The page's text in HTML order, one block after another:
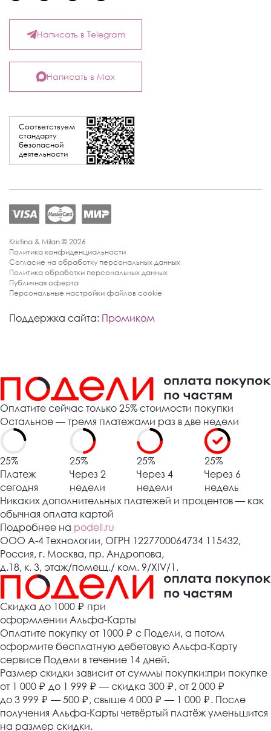
Соответствуем
стандарту
безопасной
деятельности
Написать в Telegram
Написать в Max
Kristina & Milan © 2026
Политика конфиденциальности
Согласие на обработку персональных данных
Политика обработки персональных данных
Публичная оферта
Персональные настройки файлов cookie
Поддержка сайта: Промиком
Оплатите сейчас только 25% стоимости покупки
Остальное — тремя платежами раз в две недели
25%
Платеж
сегодня
25%
Через 2
недели
25%
Через 4
недели
25%
Через 6
недель
Никаких дополнительных платежей и процентов — как
обычная оплата картой
Подробнее на podeli.ru
ООО А-4 Технологии, ОГРН 1227700064734 115432,
Россия, г. Москва, пр. Андропова,
д.18, к. 3, этаж/помещ./ ком. 9/XIV/1.
Cкидка до 1000 ₽ при
оформлении Альфа-Карты
Оплатите покупку от 1000 ₽ с Подели, а потом
оформите бесплатную дебетовую Альфа-Карту
сервисе Подели в течение 14 дней.
Размер скидки зависит от суммы покупки:при покупке
от 1 000 ₽ до 1 999 ₽ — скидка 300 ₽ , от 2 000 ₽
до 3 999 ₽ — 500 ₽ , свыше 4 000 ₽ — 1 000 ₽. После
получения Альфа-Карты четвёртый платёж уменьшится
на размер скидки.